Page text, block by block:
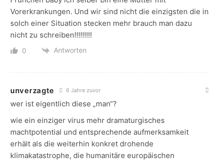
Vorerkrankungen. Und wir sind nicht die einzigsten die in
solch einer Situation stecken mehr brauch man dazu
nicht zu schreiben!!!!!!!!!
0 Antworten
unverzagte 6 Jahre zuvor
wer ist eigentlich diese „man“?
wie ein einziger virus mehr dramaturgisches
machtpotential und entsprechende aufmerksamkeit
erhält als die weiterhin konkret drohende
klimakatastrophe, die humanitäre europäischen